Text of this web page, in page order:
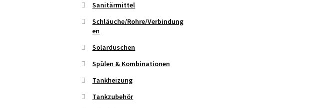
Sanitärmittel
Schläuche/Rohre/Verbindung
en
Solarduschen
Spülen & Kombinationen
Tankheizung
Tankzubehör